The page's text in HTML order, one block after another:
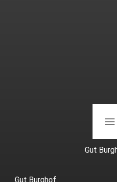
Gut Burghof
Gut